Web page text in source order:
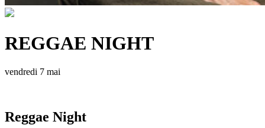
REGGAE NIGHT
vendredi 7 mai
Reggae Night